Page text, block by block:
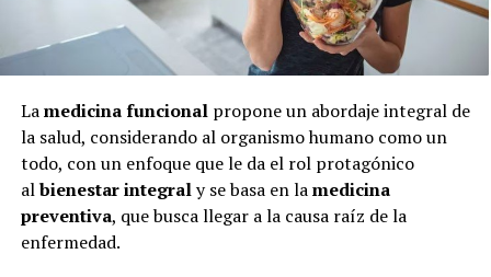
Lamedicina funcional propone un abordaje integral de
la salud, considerando al organismo humano como un
todo, con un enfoque que le da el rol protagónico
albienestar integraly se basa en lamedicina
preventiva, que busca llegar a la causa raíz de la
enfermedad.